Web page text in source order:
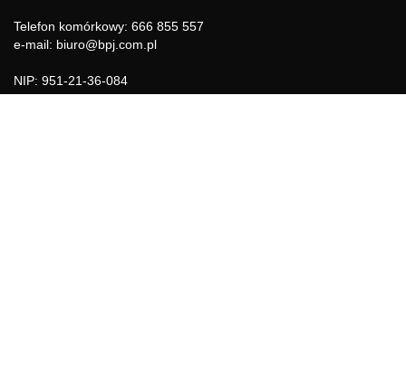
Telefon komórkowy: 666 855 557
e-mail: biuro@bpj.com.pl
NIP: 951-21-36-084
REGON: 015897725